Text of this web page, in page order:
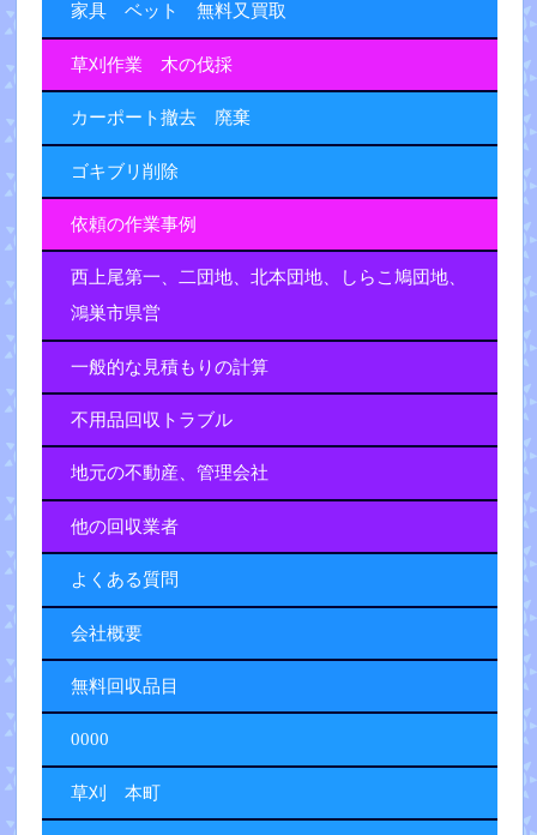
家具 ベット 無料又買取
草刈作業 木の伐採
カーポート撤去 廃棄
ゴキブリ削除
依頼の作業事例
西上尾第一、二団地、北本団地、しらこ鳩団地、
鴻巣市県営
一般的な見積もりの計算
不用品回収トラブル
地元の不動産、管理会社
他の回収業者
よくある質問
会社概要
無料回収品目
0000
草刈 本町